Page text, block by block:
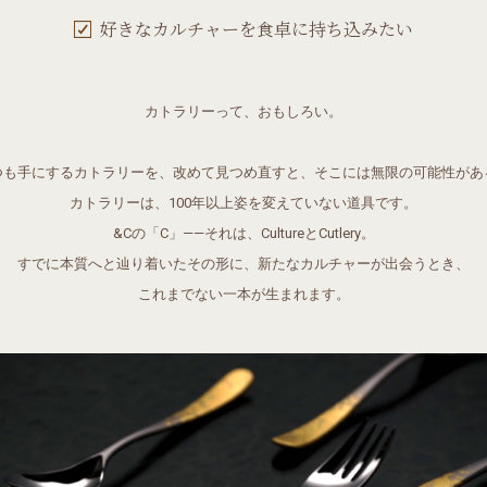
好きなカルチャーを食卓に持ち込みたい
カトラリーって、おもしろい。
も手にするカトラリーを、改めて見つめ直すと、そこには無限の可能性があ
カトラリーは、100年以上姿を変えていない道具です。
&Cの「C」——それは、CultureとCutlery。
すでに本質へと辿り着いたその形に、新たなカルチャーが出会うとき、
これまでない一本が生まれます。